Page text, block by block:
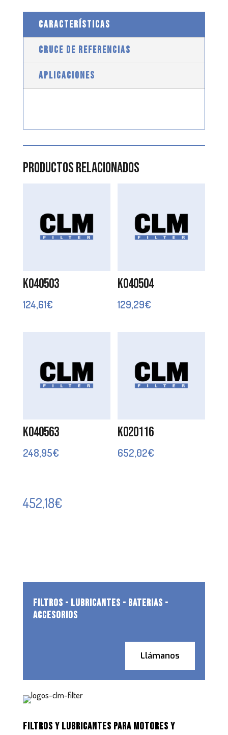
CARACTERÍSTICAS
CRUCE DE REFERENCIAS
APLICACIONES
Productos relacionados
K040503
124,61€
K040504
129,29€
K040563
248,95€
K020116
652,02€
452,18€
FILTROS - LUBRICANTES - BATERIAS -
ACCESORIOS
Llámanos
FILTROS Y LUBRICANTES PARA MOTORES Y